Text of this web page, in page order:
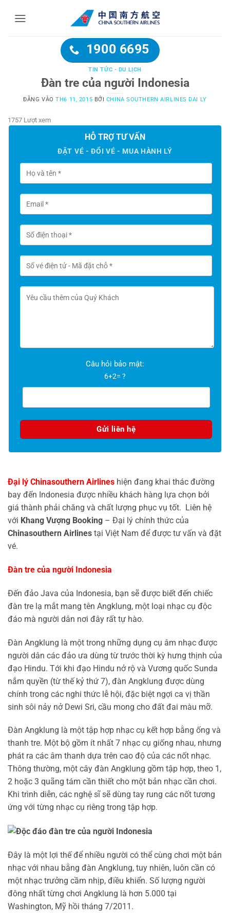
1900 6695
TIN TỨC - DU LỊCH
Đàn tre của người Indonesia
ĐĂNG VÀOTH6 11, 2015 BỞI CHINA SOUTHERN AIRLINES DAI LY
1757 Lượt xem
HỖ TRỢ TƯ VẤN
ĐẶT VÉ - ĐỔI VÉ - MUA HÀNH LÝ
Câu hỏi bảo mật:
6+2= ?
Đại lý Chinasouthern Airlines hiện đang khai thác đường
bay đến Indonesia được nhiều khách hàng lựa chọn bởi
giá thành phải chăng và chất lượng phục vụ tốt. Liên hệ
với Khang Vượng Booking – Đại lý chính thức của
Chinasouthern Airlines tại Việt Nam để được tư vấn và đặt
vé.
Đàn tre của người Indonesia
Đến đảo Java của Indonesia, bạn sẽ được biết đến chiếc
đàn tre lạ mắt mang tên Angklung, một loại nhạc cụ độc
đáo mà người dân nơi đây rất tự hào.
Đàn Angklung là một trong những dụng cụ âm nhạc được
người dân các đảo ưa dùng từ trước thời kỳ hưng thịnh của
đạo Hindu. Tới khi đạo Hindu nở rộ và Vương quốc Sunda
nắm quyền (từ thế kỷ thứ 7), đàn Angklung được dùng
chính trong các nghi thức lễ hội, đặc biệt ngợi ca vị thần
sinh sôi nảy nở Dewi Sri, cầu mong cho đất đai màu mỡ.
Đàn Angklung là một tập hợp nhạc cụ kết hợp bằng ống và
thanh tre. Một bộ gồm ít nhất 7 nhạc cụ giống nhau, nhưng
phát ra các âm thanh dựa trên cao độ của các nốt nhạc.
Thông thường, một cây đàn Angklung gồm tập hợp, theo 1,
2 hoặc 3 quãng tám cần thiết cho một bản nhạc cần chơi.
Khi trình diễn, các nghệ sĩ sẽ dùng tay rung các nốt tương
ứng với từng nhạc cụ riêng trong tập hợp.
Đây là một lợi thế để nhiều người có thể cùng chơi một bản
nhạc với nhau bằng đàn Angklung, tuy nhiên, luôn cần có
một nhạc trưởng cầm nhịp, điều khiển. Số lượng người
đông nhất từng chơi Angklung là hơn 5.000 tại
Washington, Mỹ hồi tháng 7/2011.